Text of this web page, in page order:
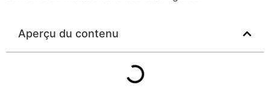
Aperçu du contenu